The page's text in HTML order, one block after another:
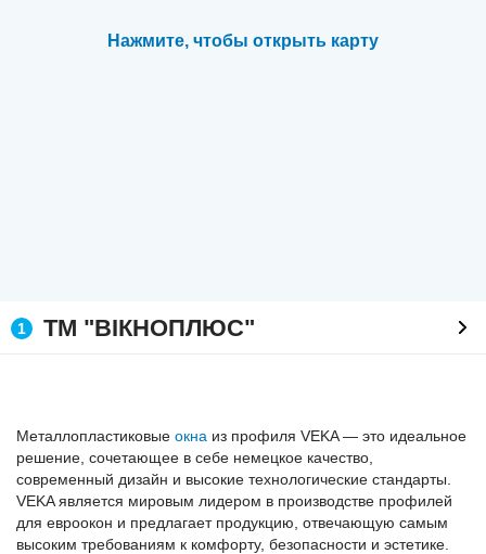
Нажмите, чтобы открыть карту
1 ТМ "ВІКНОПЛЮС"
Металлопластиковые окна из профиля VEKA — это идеальное
решение, сочетающее в себе немецкое качество,
современный дизайн и высокие технологические стандарты.
VEKA является мировым лидером в производстве профилей
для евроокон и предлагает продукцию, отвечающую самым
высоким требованиям к комфорту, безопасности и эстетике.